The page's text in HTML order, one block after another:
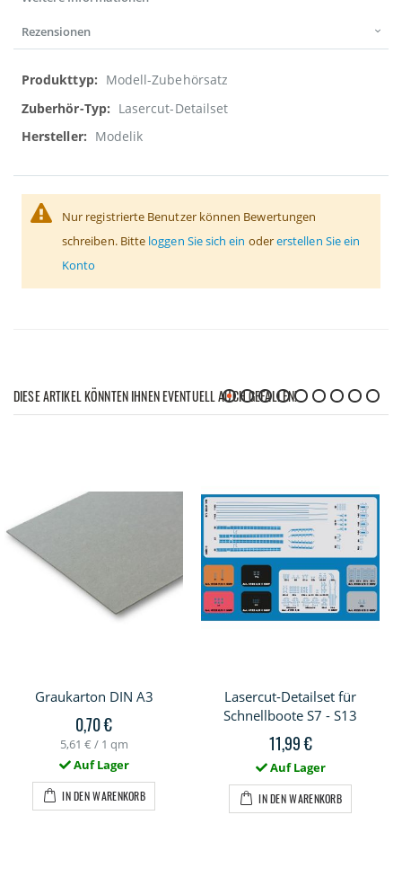
Rezensionen
Weitere
Informationen
Modell-Zubehörsatz
Lasercut-Detailset
Modelik
Nur registrierte Benutzer können Bewertungen
schreiben. Bitte loggen Sie sich ein odererstellen Sie ein
Konto
DIESE ARTIKEL KÖNNTEN IHNEN EVENTUELL AUCH GEFALLEN!
Graukarton DIN A3
0,70 €
5,61 € / 1 qm
Auf Lager
IN DEN WARENKORB
Lasercut-Detailset für
Schnellboote S7 - S13
11,99 €
Auf Lager
IN DEN WARENKORB